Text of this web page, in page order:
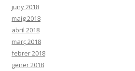
juny 2018
maig 2018
abril 2018
març 2018
febrer 2018
gener 2018